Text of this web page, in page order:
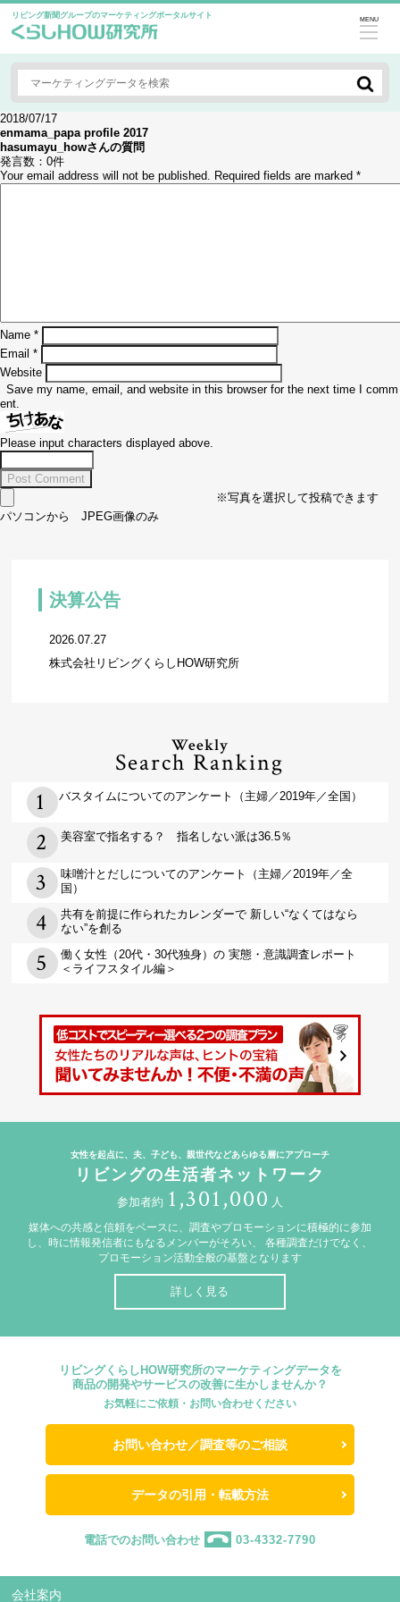
リビング新聞グループのマーケティングポータルサイト MENU
2018/07/17
enmama_papa profile 2017
hasumayu_howさんの質問
発言数： 0件
Your email address will not be published. Required fields are marked *
Name *
Email *
Website
Save my name, email, and website in this browser for the next time I comm
ent.
Please input characters displayed above.
※写真を選択して投稿できます
パソコンから JPEG画像のみ
決算公告
2026.07.27
株式会社リビングくらしHOW研究所
Weekly
Search Ranking
バスタイムについてのアンケート（主婦／2019年／全国）
美容室で指名する？ 指名しない派は36.5％
味噌汁とだしについてのアンケート（主婦／2019年／全
国）
共有を前提に作られたカレンダーで 新しい“なくてはなら
ない”を創る
働く女性（20代・30代独身）の 実態・意識調査レポート
＜ライフスタイル編＞
女性を起点に、夫、子ども、親世代などあらゆる層にアプローチ
リビングの生活者ネットワーク
参加者約 1,301,000 人
媒体への共感と信頼をベースに、調査やプロモーションに積極的に参加
し、時に情報発信者にもなるメンバーがそろい、
各種調査だけでなく、
プロモーション活動全般の基盤となります
詳しく見る
リビングくらしHOW研究所のマーケティングデータを
商品の開発やサービスの改善に生かしませんか？
お気軽にご依頼・お問い合わせください
お問い合わせ／調査等のご相談
データの引用・転載方法
電話でのお問い合わせ 03-4332-7790
会社案内